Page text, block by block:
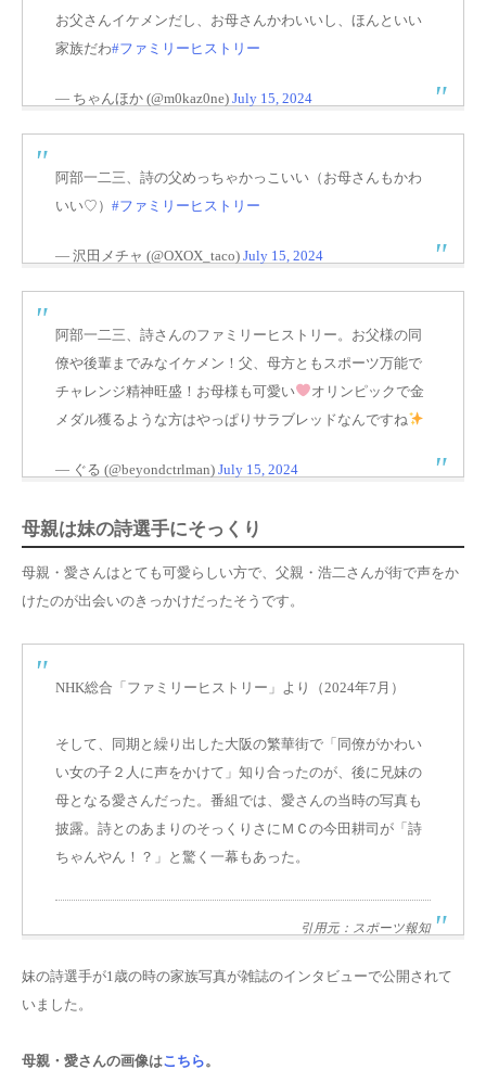
お父さんイケメンだし、お母さんかわいいし、ほんといい
家族だわ#ファミリーヒストリー
— ちゃんほか (@m0kaz0ne) July 15, 2024
阿部一二三、詩の父めっちゃかっこいい（お母さんもかわ
いい♡） #ファミリーヒストリー
— 沢田メチャ (@OXOX_taco) July 15, 2024
阿部一二三、詩さんのファミリーヒストリー。お父様の同
僚や後輩までみなイケメン！父、母方ともスポーツ万能で
チャレンジ精神旺盛！お母様も可愛い
オリンピックで金
メダル獲るような方はやっぱりサラブレッドなんですね
— ぐる (@beyondctrlman) July 15, 2024
母親は妹の詩選手にそっくり
母親・愛さんはとても可愛らしい方で、 父親・浩二さんが街で声をか
けたのが出会いのきっかけだったそうです。
NHK総合「ファミリーヒストリー」より（2024年7月）
そして、同期と繰り出した大阪の繁華街で「同僚がかわい
い女の子２人に声をかけて」知り合ったのが、後に兄妹の
母となる愛さんだった。番組では、愛さんの当時の写真も
披露。詩とのあまりのそっくりさにＭＣの今田耕司が「詩
ちゃんやん！？」と驚く一幕もあった。
引用元：スポーツ報知
妹の詩選手が1歳の時の家族写真が雑誌のインタビューで公開されて
いました。
母親・愛さんの画像はこちら。